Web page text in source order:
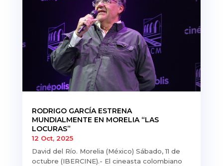
RODRIGO GARCÍA ESTRENA
MUNDIALMENTE EN MORELIA “LAS
LOCURAS”
12 Oct, 2025
David del Río. Morelia (México) Sábado, 11 de
octubre (IBERCINE).- El cineasta colombiano